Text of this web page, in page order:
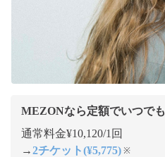
MEZONなら定額でいつでも
通常料金¥10,120/1回
→2チケット(¥5,775) ※